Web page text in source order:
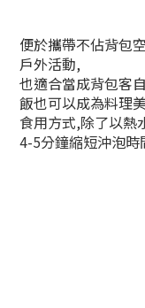
便於攜帶不佔背包
戶外活動,
也適合當成背包客
飯也可以成為料理
食用方式,除了以熱
4-5分鐘縮短沖泡時